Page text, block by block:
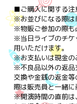
■ご購入に関する注
※お並びになる際は
※物販ご参加の際も
※当日ライブのチケ
用いただけます。
※お支払いは現金の
※不良品以外の返品
交換や金銭の返金
際は販売員と一緒
※開演時間の直前は